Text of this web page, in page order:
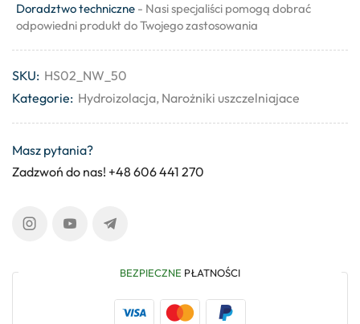
Doradztwo techniczne - Nasi specjaliści pomogą dobrać
odpowiedni produkt do Twojego zastosowania
SKU: HS02_NW_50
Kategorie: Hydroizolacja, Narożniki uszczelniajace
Masz pytania?
Zadzwoń do nas! +48 606 441 270
BEZPIECZNE PŁATNOŚCI